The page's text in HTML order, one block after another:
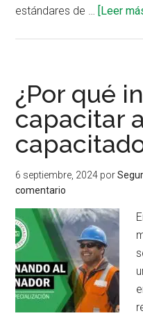
estándares de … [Leer
¿Por qué
capacitar
6 septiembre, 2024 por
comentario